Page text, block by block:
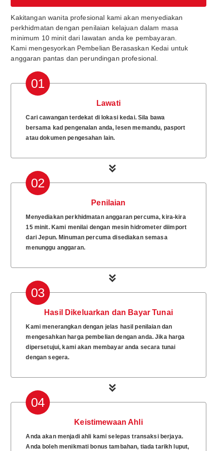
Kakitangan wanita profesional kami akan menyediakan
perkhidmatan dengan penilaian kelajuan dalam masa
minimum 10 minit dari lawatan anda ke pembayaran.
Kami mengesyorkan Pembelian Berasaskan Kedai untuk
anggaran pantas dan perundingan profesional.
Lawati
Cari cawangan terdekat di lokasi kedai. Sila bawa
bersama kad pengenalan anda, lesen memandu, pasport
atau dokumen pengesahan lain.
01
Penilaian
Menyediakan perkhidmatan anggaran percuma, kira-kira
15 minit. Kami menilai dengan mesin hidrometer diimport
dari Jepun. Minuman percuma disediakan semasa
menunggu anggaran.
02
Hasil Dikeluarkan dan Bayar Tunai
Kami menerangkan dengan jelas hasil penilaian dan
mengesahkan harga pembelian dengan anda. Jika harga
dipersetujui, kami akan membayar anda secara tunai
dengan segera.
03
Keistimewaan Ahli
Anda akan menjadi ahli kami selepas transaksi berjaya.
Anda boleh menikmati bonus tambahan, tiada tarikh luput,
04